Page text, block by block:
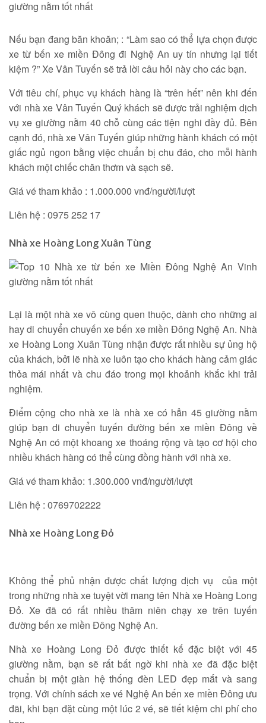
Nếu bạn đang băn khoăn; : “Làm sao có thể lựa chọn được
xe từ bến xe miền Đông đi Nghệ An uy tín nhưng lại tiết
kiệm ?” Xe Vân Tuyến sẽ trả lời câu hỏi này cho các bạn.
Với tiêu chí, phục vụ khách hàng là “trên hết” nên khi đến
với nhà xe Vân Tuyến Quý khách sẽ được trải nghiệm dịch
vụ xe giường nằm 40 chỗ cùng các tiện nghi đầy đủ. Bên
cạnh đó, nhà xe Vân Tuyến giúp những hành khách có một
giấc ngủ ngon bằng việc chuẩn bị chu đáo, cho mỗi hành
khách một chiếc chăn thơm và sạch sẽ.
Giá vé tham khảo : 1.000.000 vnđ/người/lượt
Liên hệ : 0975 252 17
Nhà xe Hoàng Long Xuân Tùng
Lại là một nhà xe vô cùng quen thuộc, dành cho những ai
hay di chuyển chuyến xe bến xe miền Đông Nghệ An. Nhà
xe Hoàng Long Xuân Tùng nhận được rất nhiều sự ủng hộ
của khách, bởi lẽ nhà xe luôn tạo cho khách hàng cảm giác
thỏa mái nhất và chu đáo trong mọi khoảnh khắc khi trải
nghiệm.
Điểm cộng cho nhà xe là nhà xe có hẳn 45 giường nằm
giúp bạn di chuyển tuyến đường bến xe miền Đông về
Nghệ An có một khoang xe thoáng rộng và tạo cơ hội cho
nhiều khách hàng có thể cùng đồng hành với nhà xe.
Giá vé tham khảo: 1.300.000 vnđ/người/lượt
Liên hệ : 0769702222
Nhà xe Hoàng Long Đỏ
Không thể phủ nhận được chất lượng dịch vụ của một
trong những nhà xe tuyệt vời mang tên Nhà xe Hoàng Long
Đỏ. Xe đã có rất nhiều thâm niên chạy xe trên tuyến
đường bến xe miền Đông Nghệ An.
Nhà xe Hoàng Long Đỏ được thiết kế đặc biệt với 45
giường nằm, bạn sẽ rất bất ngờ khi nhà xe đã đặc biệt
chuẩn bị một giàn hệ thống đèn LED đẹp mắt và sang
trọng. Với chính sách xe vé Nghệ An bến xe miền Đông ưu
đãi, khi bạn đặt cùng một lúc 2 vé, sẽ tiết kiệm chi phí cho